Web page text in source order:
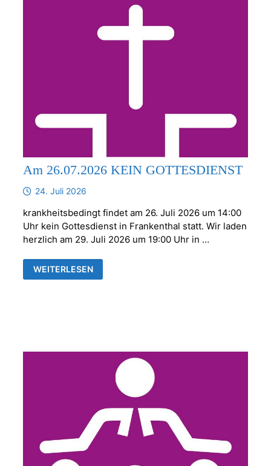
Am 26.07.2026 KEIN GOTTESDIENST
24. Juli 2026
krankheitsbedingt findet am 26. Juli 2026 um 14:00
Uhr kein Gottesdienst in Frankenthal statt. Wir laden
herzlich am 29. Juli 2026 um 19:00 Uhr in …
AM
26.07.2026
KEIN
WEITERLESEN